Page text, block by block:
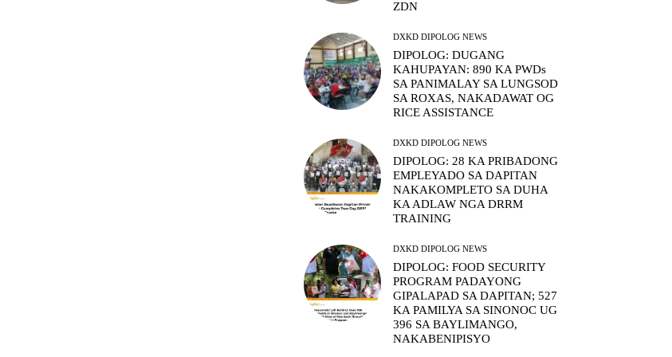
ZDN
DXKD DIPOLOG NEWS
DIPOLOG: DUGANG
KAHUPAYAN: 890 KA PWDs
SA PANIMALAY SA LUNGSOD
SA ROXAS, NAKADAWAT OG
RICE ASSISTANCE
DXKD DIPOLOG NEWS
DIPOLOG: 28 KA PRIBADONG
EMPLEYADO SA DAPITAN
NAKAKOMPLETO SA DUHA
KA ADLAW NGA DRRM
TRAINING
DXKD DIPOLOG NEWS
DIPOLOG: FOOD SECURITY
PROGRAM PADAYONG
GIPALAPAD SA DAPITAN; 527
KA PAMILYA SA SINONOC UG
396 SA BAYLIMANGO,
NAKABENIPISYO